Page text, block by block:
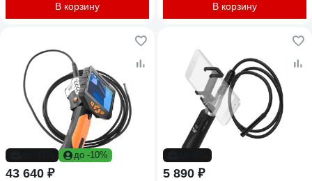
В корзину В корзину
до -10%
43 640 ₽ 5 890 ₽